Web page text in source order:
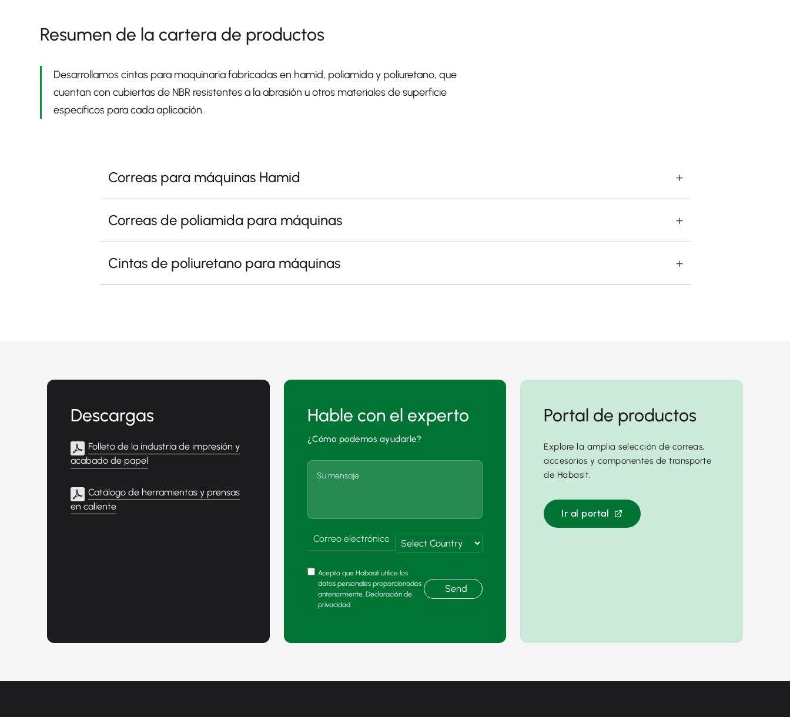
Resumen de la cartera de productos
Desarrollamos cintas para maquinaria fabricadas en hamid, poliamida y poliuretano, que
cuentan con cubiertas de NBR resistentes a la abrasión u otros materiales de superficie
específicos para cada aplicación.
Correas para máquinas Hamid
Correas de poliamida para máquinas
Cintas de poliuretano para máquinas
Descargas
Folleto de la industria de impresión y
acabado de papel
Catálogo de herramientas y prensas
en caliente
Hable con el experto
¿Cómo podemos ayudarle?
Acepto que Habasit utilice los
datos personales proporcionados
anteriormente. Declaración de
privacidad
Send
Portal de productos
Explore la amplia selección de correas,
accesorios y componentes de transporte
de Habasit.
Ir al portal